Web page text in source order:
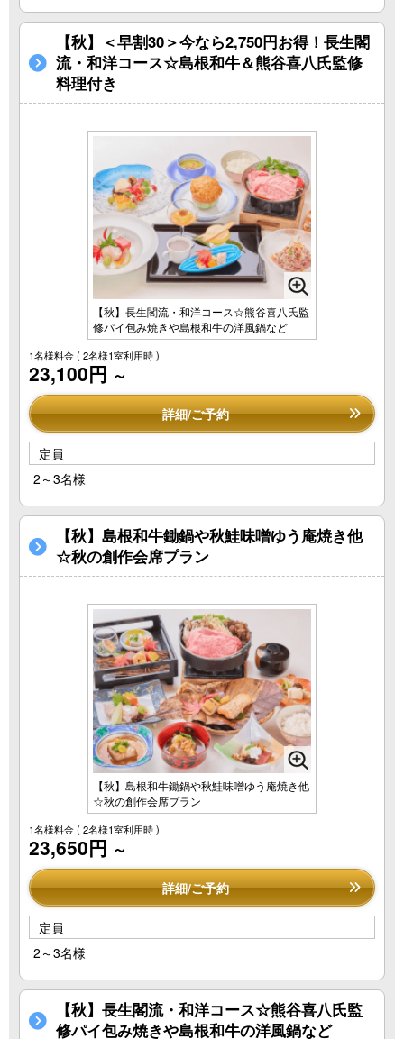
【秋】＜早割30＞今なら2,750円お得！長生閣
流・和洋コース☆島根和牛＆熊谷喜八氏監修
料理付き
【秋】長生閣流・和洋コース☆熊谷喜八氏監
修パイ包み焼きや島根和牛の洋風鍋など
1名様料金( 2名様1室利用時 )
23,100円 ～
詳細/ご予約
定員
2～3名様
【秋】島根和牛鋤鍋や秋鮭味噌ゆう庵焼き他
☆秋の創作会席プラン
【秋】島根和牛鋤鍋や秋鮭味噌ゆう庵焼き他
☆秋の創作会席プラン
1名様料金( 2名様1室利用時 )
23,650円 ～
詳細/ご予約
定員
2～3名様
【秋】長生閣流・和洋コース☆熊谷喜八氏監
修パイ包み焼きや島根和牛の洋風鍋など